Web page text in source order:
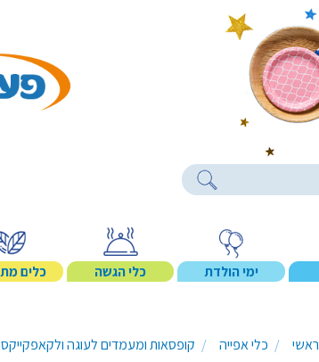
Search products
ימי הולדת כלי הגשה כלים
ראשי כלי אפייה קופסאות ומעמדים לעוגה ולקאפקייקס